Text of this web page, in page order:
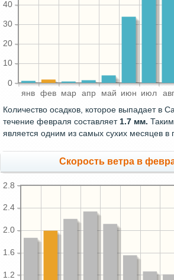
янв фев мар апр май июн июл авг
0
10
20
30
40
Количество осадков, которое выпадает в
течение февраля составляет 1.7 мм.
является одним из самых сухих месяцев в
Скорость ветра в
1.2
1.6
2.0
2.4
2.8